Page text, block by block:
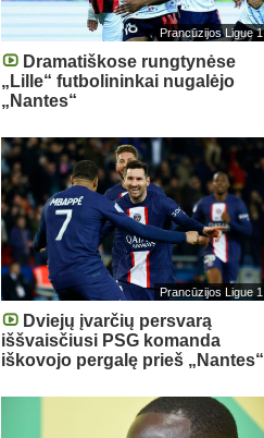
Prancūzijos Ligue 1
Dramatiškose rungtynėse
„Lille“ futbolininkai nugalėjo
„Nantes“
Prancūzijos Ligue 1
Dviejų įvarčių persvarą
iššvaisčiusi PSG komanda
iškovojo pergalę prieš „Nantes“